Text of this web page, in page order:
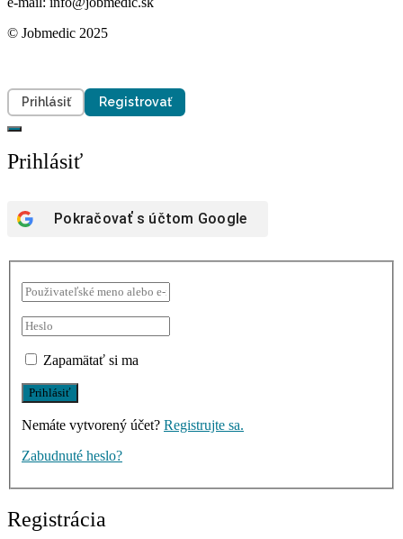
© Jobmedic 2025
Prihlásiť Registrovať
Prihlásiť
Pokračovať s účtom Google
Zapamätať si ma
Nemáte vytvorený účet? Registrujte sa.
Zabudnuté heslo?
Registrácia